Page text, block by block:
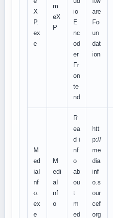
X
P.
ex
e
m
eX
P
io
E
nc
od
er
Fr
on
te
nd
are
Fo
un
dat
ion
M
ed
iaI
nf
o.
ex
e
M
edi
aI
nf
o
R
ea
d i
nf
o
ab
ou
t
m
ed
htt
p://
me
dia
inf
o.s
our
cef
org